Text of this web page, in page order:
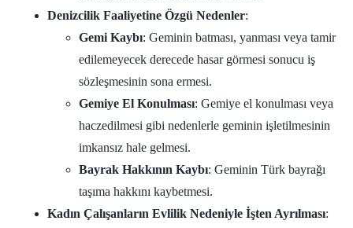
Denizcilik Faaliyetine Özgü Nedenler:
Gemi Kaybı: Geminin batması, yanması veya tamir
edilemeyecek derecede hasar görmesi sonucu iş
sözleşmesinin sona ermesi.
Gemiye El Konulması: Gemiye el konulması veya
haczedilmesi gibi nedenlerle geminin işletilmesinin
imkansız hale gelmesi.
Bayrak Hakkının Kaybı: Geminin Türk bayrağı
taşıma hakkını kaybetmesi.
Kadın Çalışanların Evlilik Nedeniyle İşten Ayrılması: